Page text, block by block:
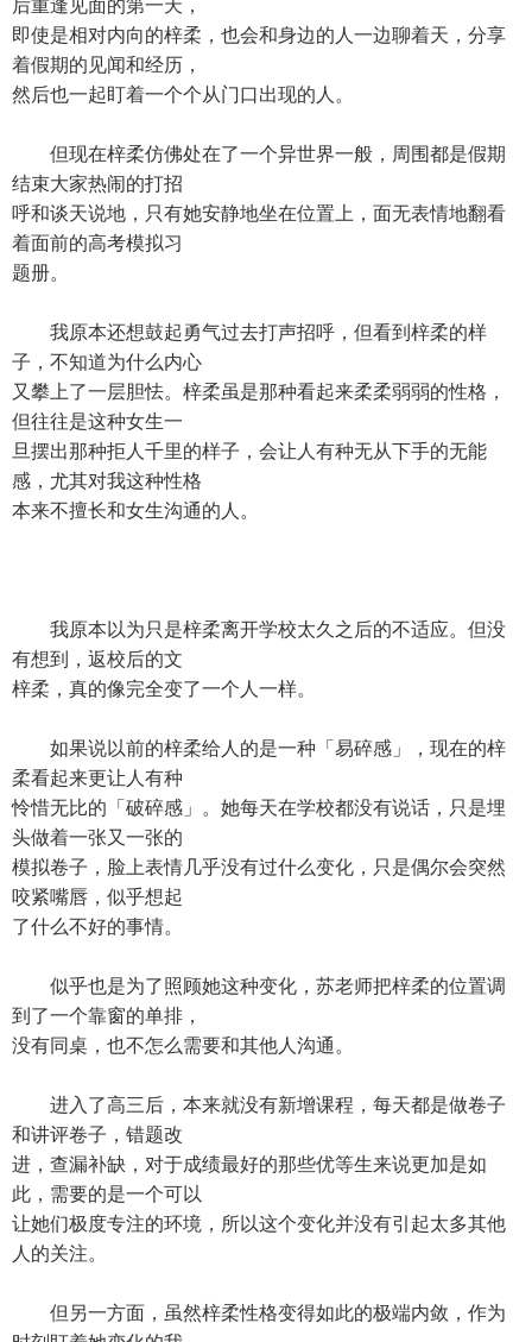
后重逢见面的第一天，
即使是相对内向的梓柔，也会和身边的人一边聊着天，分享
着假期的见闻和经历，
然后也一起盯着一个个从门口出现的人。
但现在梓柔仿佛处在了一个异世界一般，周围都是假期
结束大家热闹的打招
呼和谈天说地，只有她安静地坐在位置上，面无表情地翻看
着面前的高考模拟习
题册。
我原本还想鼓起勇气过去打声招呼，但看到梓柔的样
子，不知道为什么内心
又攀上了一层胆怯。梓柔虽是那种看起来柔柔弱弱的性格，
但往往是这种女生一
旦摆出那种拒人千里的样子，会让人有种无从下手的无能
感，尤其对我这种性格
本来不擅长和女生沟通的人。
我原本以为只是梓柔离开学校太久之后的不适应。但没
有想到，返校后的文
梓柔，真的像完全变了一个人一样。
如果说以前的梓柔给人的是一种「易碎感」，现在的梓
柔看起来更让人有种
怜惜无比的「破碎感」。她每天在学校都没有说话，只是埋
头做着一张又一张的
模拟卷子，脸上表情几乎没有过什么变化，只是偶尔会突然
咬紧嘴唇，似乎想起
了什么不好的事情。
似乎也是为了照顾她这种变化，苏老师把梓柔的位置调
到了一个靠窗的单排，
没有同桌，也不怎么需要和其他人沟通。
进入了高三后，本来就没有新增课程，每天都是做卷子
和讲评卷子，错题改
进，查漏补缺，对于成绩最好的那些优等生来说更加是如
此，需要的是一个可以
让她们极度专注的环境，所以这个变化并没有引起太多其他
人的关注。
但另一方面，虽然梓柔性格变得如此的极端内敛，作为